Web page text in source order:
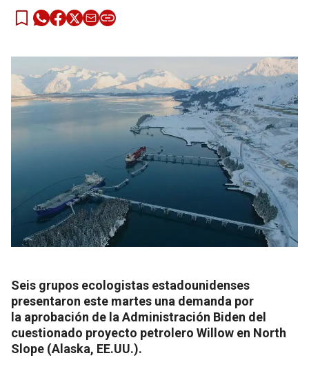
Seis grupos ecologistas estadounidenses
presentaron este martes una demanda por
la aprobación de la Administración Biden del
cuestionado proyecto petrolero Willow en North
Slope (Alaska, EE.UU.).